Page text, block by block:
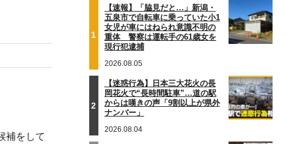
補をして
1
【速報】「脇見だと…」新潟・
五泉市で自転車に乗っていた小1
女児が車にはねられ意識不明の
重体 警察は運転手の61歳女を
現行犯逮捕
2026.08.05
2
【迷惑行為】日本三大花火の長
岡花火で“長時間駐車”…道の駅
からは嘆きの声「9割以上が県外
ナンバー」
2026.08.04